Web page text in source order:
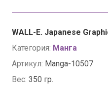
WALL-E. Japanese
Категория: Манга
Артикул: Manga-10507
Вес: 350 гр.